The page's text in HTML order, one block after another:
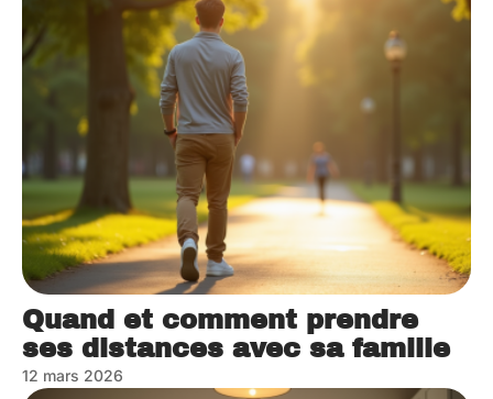
Quand et comment prendre
ses distances avec sa famille
12 mars 2026